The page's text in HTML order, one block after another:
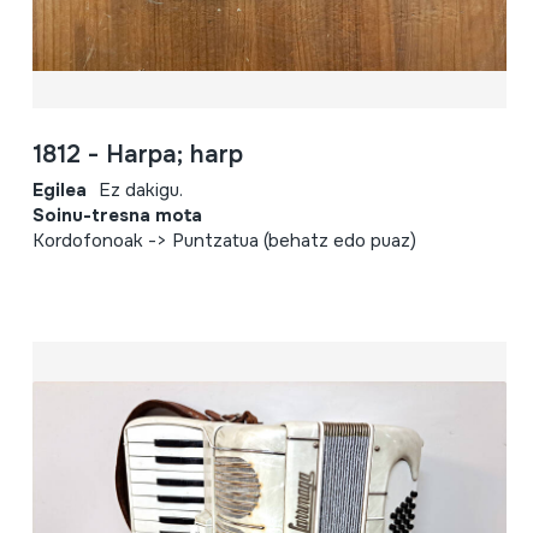
1812 - Harpa; harp
Egilea Ez dakigu.
Soinu-tresna mota
Kordofonoak -> Puntzatua (behatz edo puaz)